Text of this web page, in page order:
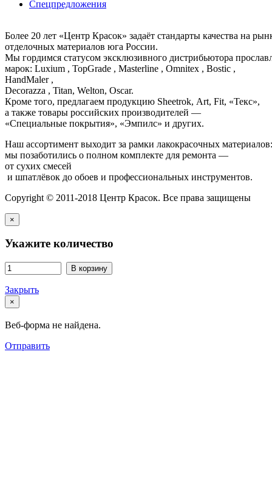
Спецпредложения
Более 20 лет «Центр Красок» задаёт стандарты качества на
отделочных материалов юга России.
Мы гордимся статусом эксклюзивного дистрибьютора
марок: Luxium , TopGrade , Masterline , Omnitex , Bostic ,
HandMaler ,
Decorazza , Titan, Welton, Oscar.
Кроме того, предлагаем продукцию Sheetrok, Art, Fit, «Текс»,
а также товары российских производителей —
«Специальные покрытия», «Эмпилс» и других.
Наш ассортимент выходит за рамки лакокрасочных
мы позаботились о полном комплекте для ремонта —
от сухих смесей
и шпатлёвок до обоев и профессиональных инструментов.
Copyright © 2011-2018 Центр Красок. Все права защищены
×
Укажите количество
В корзину
Закрыть
×
Веб-форма не найдена.
Отправить